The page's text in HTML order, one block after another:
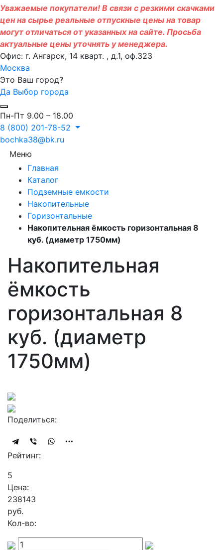
Уважаемые покупатели! В связи с резкими скачками
цен на сырье реальные отпускные цены на товар
могут отличаться от указанных на сайте. Просьба
актуальные цены уточнять у менеджера.
Офис: г. Ангарск, 14 кварт. , д.1, оф.323
Москва
Это Ваш город?
Да Выбор города
Пн-Пт 9.00 – 18.00
8 (800) 201-78-52
bochka38@bk.ru
Меню
Главная
Каталог
Подземные емкости
Накопительные
Горизонтальные
Накопительная ёмкость горизонтальная 8
куб. (диаметр 1750мм)
Накопительная
ёмкость
горизонтальная 8
куб. (диаметр
1750мм)
Поделиться:
Рейтинг:
5
Цена:
238143
руб.
Кол-во: